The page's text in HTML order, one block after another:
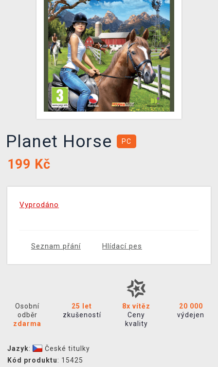
DOPRAVA
XZONE KLUB
TCG & BOARDGAME HUB
VÝKUP HER (BAZAR)
Planet Horse PC
199 Kč
Vyprodáno
Seznam přání Hlídací pes
Osobní
odběr
zdarma
25 let
zkušeností
8x vítěz
Ceny
kvality
20 000
výdejen
Jazyk:
České titulky
Kód produktu: 15425